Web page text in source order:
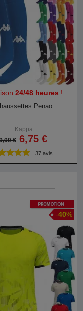
24/48 heures !
Penao
Kappa
9,00 € 6,75 €
37 avis
Promotion
-40%